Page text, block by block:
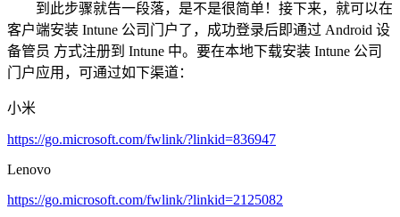
到此步骤就告一段落，是不是很简单！接下来，就可以在
客户端安装 Intune 公司门户了，成功登录后即通过 Android 设
备管员 方式注册到 Intune 中。要在本地下载安装 Intune 公司
门户应用，可通过如下渠道：
小米
https://go.microsoft.com/fwlink/?linkid=836947
Lenovo
https://go.microsoft.com/fwlink/?linkid=2125082